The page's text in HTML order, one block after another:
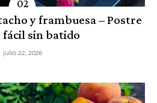
y frambuesa – Postre
fácil sin batido
julio 22, 2026